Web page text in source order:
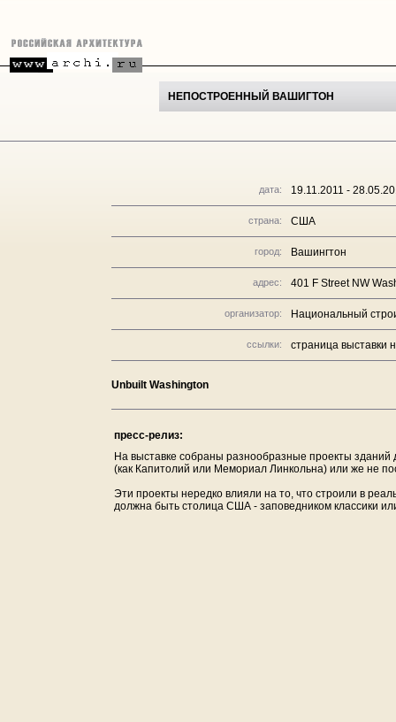
НЕПОСТРОЕННЫЙ ВАШИГТОН
дата: 19.11.2011 -
страна: США
город: Вашингтон
адрес: 401 F Street NW
организатор: Национальный
ссылки: страница выставки
Unbuilt Washington
пресс-релиз:
На выставке собраны разнообразные проекты зданий
(как Капитолий или Мемориал Линкольна) или же не
Эти проекты нередко влияли на то, что строили в
должна быть столица США - заповедником классики